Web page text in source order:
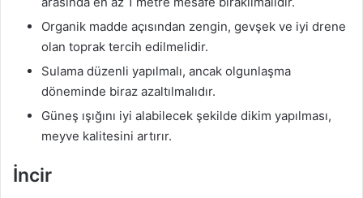
Organik madde açısından zengin, gevşek ve iyi drene
olan toprak tercih edilmelidir.
Sulama düzenli yapılmalı, ancak olgunlaşma
döneminde biraz azaltılmalıdır.
Güneş ışığını iyi alabilecek şekilde dikim yapılması,
meyve kalitesini artırır.
İncir